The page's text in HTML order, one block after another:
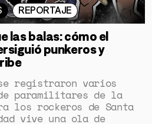
REPORTAJE
las balas: cómo el
punkeros y
registraron varios
paramilitares de la
los rockeros de Santa
vive una ola de